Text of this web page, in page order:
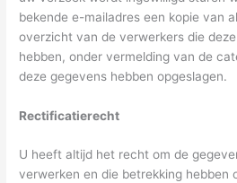
bekende e-mailadres een kopie van
overzicht van de verwerkers die
hebben, onder vermelding van de
deze gegevens hebben opgeslagen.
Rectificatierecht
U heeft altijd het recht om de
verwerken en die betrekking hebben